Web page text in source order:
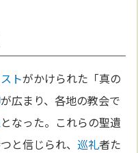
トがかけられた「真の
が広まり、各地の教会で
となった。これらの聖遺
と信じられ、巡礼者た